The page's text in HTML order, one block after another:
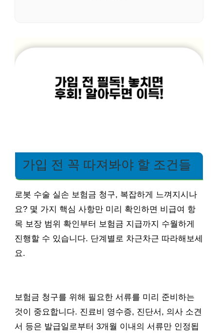
가입 전 꼭 따져봐야 할 조건들
로봇 수술 실손 보험금 청구, 복잡하게 느껴지시나
요? 몇 가지 핵심 사항만 미리 확인하면 비급여 항
목 보장 범위 확인부터 보험금 지급까지 수월하게
진행할 수 있습니다. 단계별로 차근차근 따라해보세
요.
보험금 청구를 위해 필요한 서류를 미리 준비하는
것이 중요합니다. 진료비 영수증, 진단서, 의사 소견
서 등은 발급일로부터 3개월 이내의 서류만 인정됩